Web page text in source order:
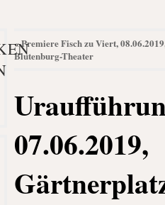
«Premiere Fisch zu Viert,
Blutenburg-Theater
07.06.2019,